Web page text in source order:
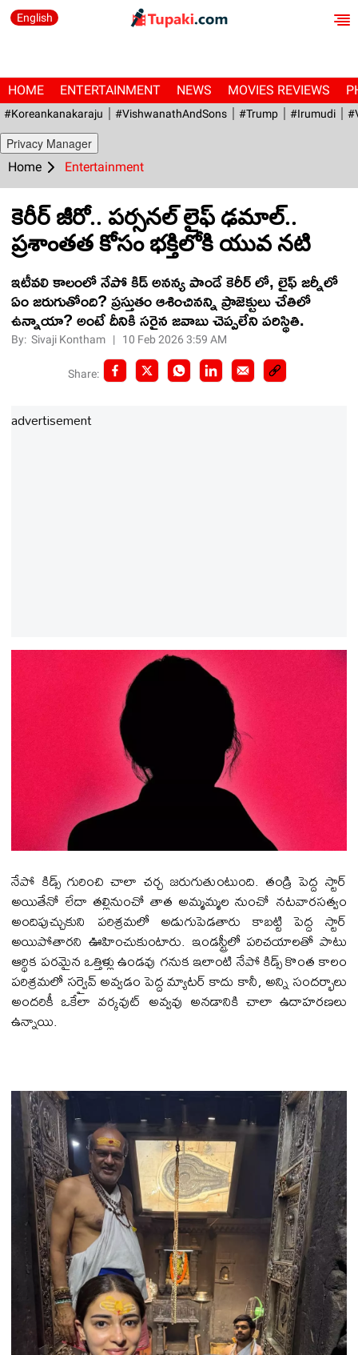
English
HOME ENTERTAINMENT NEWS MOVIES REVIEWS
#Koreankanakaraju #VishwanathAndSons #Trump #irumudi
Privacy Manager
Home Entertainment
కెరీర్ జీరో.. ప‌ర్స‌న‌ల్ లైఫ్ ఢ‌మాల్..
ప్ర‌శాంత‌త కోసం భ‌క్తిలోకి యువ న‌టి
ఇటీవ‌లి కాలంలో నేపో కిడ్ అన‌న్య పాండే కెరీర్ లో, లైఫ్ జ‌ర్నీలో
ఏం జ‌రుగుతోంది? ప్ర‌స్తుతం ఆశించిన‌న్ని ప్రాజెక్టులు చేతిలో
ఉన్నాయా? అంటే దీనికి స‌రైన జ‌వాబు చెప్ప‌లేని ప‌రిస్థితి.
By:Sivaji Kontham | 10 Feb 2026 3:59 AM
Share:
advertisement
నేపో కిడ్స్ గురించి చాలా చ‌ర్చ జ‌రుగుతుంటుంది. తండ్రి పెద్ద స్టార్
అయితేనో లేదా త‌ల్లినుంచో తాత అమ్మ‌మ్మ‌ల నుంచో న‌ట‌వార‌స‌త్వం
అందిపుచ్చుకుని ప‌రిశ్ర‌మ‌లో అడుగుపెడ‌తారు కాబ‌ట్టి పెద్ద స్టార్
అయిపోతార‌ని ఊహించుకుంటారు. ఇండ‌స్ట్రీలో ప‌రిచ‌యాల‌తో పాటు
ఆర్థిక ప‌ర‌మైన ఒత్తిళ్లు ఉండ‌వు గ‌నుక ఇలాంటి నేపో కిడ్స్ కొంత కాలం
ప‌రిశ్ర‌మ‌లో స‌ర్వైవ్ అవ్వ‌డం పెద్ద మ్యాట‌ర్ కాదు కానీ, అన్ని సంద‌ర్భాలు
అంద‌రికీ ఒకేలా వ‌ర్క‌వుట్ అవ్వ‌వు అన‌డానికి చాలా ఉదాహ‌ర‌ణ‌లు
ఉన్నాయి.